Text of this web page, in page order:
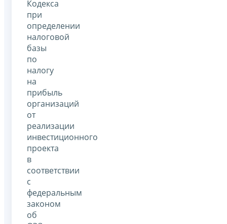
Кодекса
при
определении
налоговой
базы
по
налогу
на
прибыль
организаций
от
реализации
инвестиционного
проекта
в
соответствии
с
федеральным
законом
об